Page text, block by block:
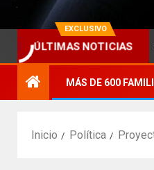
EXCLUSIVO
ÚLTIMAS NOTICIAS
con la movilidad
MÁS DE 600
Inicio Política